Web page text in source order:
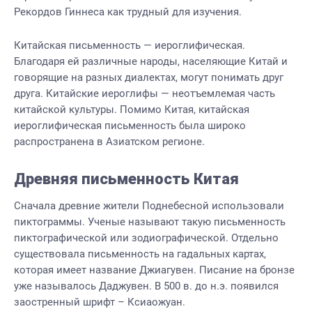
Рекордов Гиннеса как трудный для изучения.
Китайская письменность — иероглифическая.
Благодаря ей различные народы, населяющие Китай и
говорящие на разных диалектах, могут понимать друг
друга. Китайские иероглифы — неотъемлемая часть
китайской культуры. Помимо Китая, китайская
иероглифическая письменность была широко
распространена в Азиатском регионе.
Древняя письменность Китая
Сначала древние жители Поднебесной использовали
пиктограммы. Ученые называют такую письменность
пиктографической или зодиографической. Отдельно
существовала письменность на гадальных картах,
которая имеет название Джиагувен. Писание на бронзе
уже называлось Даджувен. В 500 в. до н.э. появился
заостренный шрифт – Ксиаожуан.